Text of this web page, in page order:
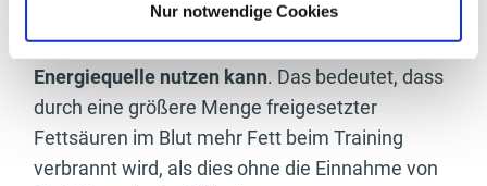
Nur notwendige Cookies
kommen wir zu dem Ergebnis, dass
die durch CLA freigesetzten Fettsäuren als
Energiequelle nutzen kann. Das bedeutet, dass
durch eine größere Menge freigesetzter
Fettsäuren im Blut mehr Fett beim Training
verbrannt wird, als dies ohne die Einnahme von